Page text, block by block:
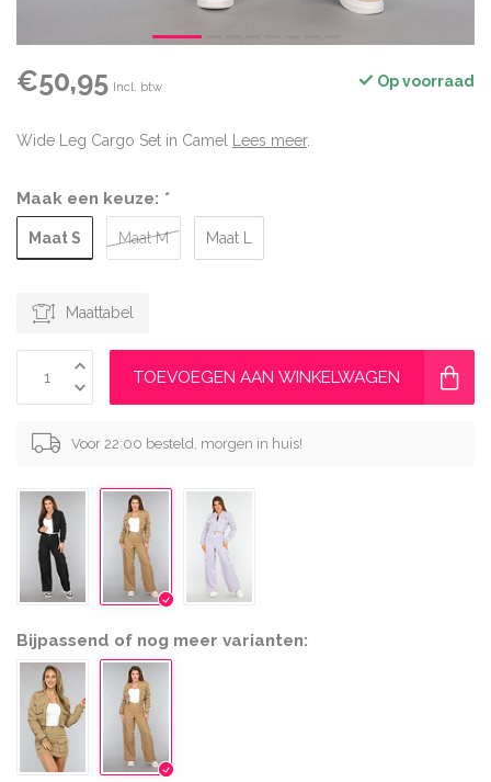
€50,95 Incl. btw Op voorraad
Wide Leg Cargo Set in Camel Lees meer.
Maak een keuze: *
Maat S Maat M Maat L
Maattabel
TOEVOEGEN AAN WINKELWAGEN
Voor 22:00 besteld, morgen in huis!
Bijpassend of nog meer varianten: